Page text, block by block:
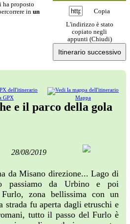
Copia
L'indirizzo è stato
copiato negli
appunti (Chiudi)
ha proposto
in un
Itinerario successivo
Mappa
GPX
e il parco della gola
28/08/2019
da Misano direzione... Lago di
passiamo da Urbino e poi
zona bellissima con un
strada fu aperta dagli etruschi e
tutto il passo del Furlo è